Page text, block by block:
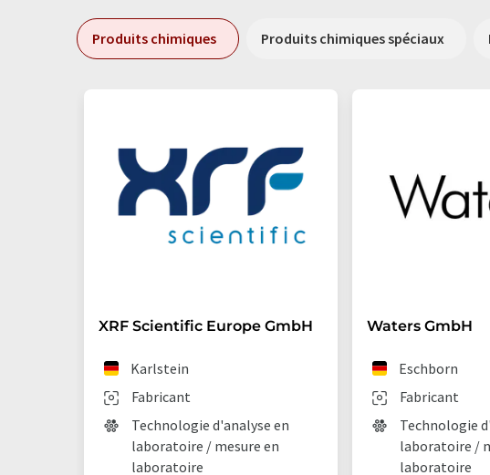
Produits chimiques Produits chimiques spéciaux
XRF Scientific Europe GmbH
Fabricant
Karlstein
Technologie d'analyse en
laboratoire / mesure en
laboratoire
Waters GmbH
Fabricant
Eschborn
Technologie
laboratoire /
laboratoire